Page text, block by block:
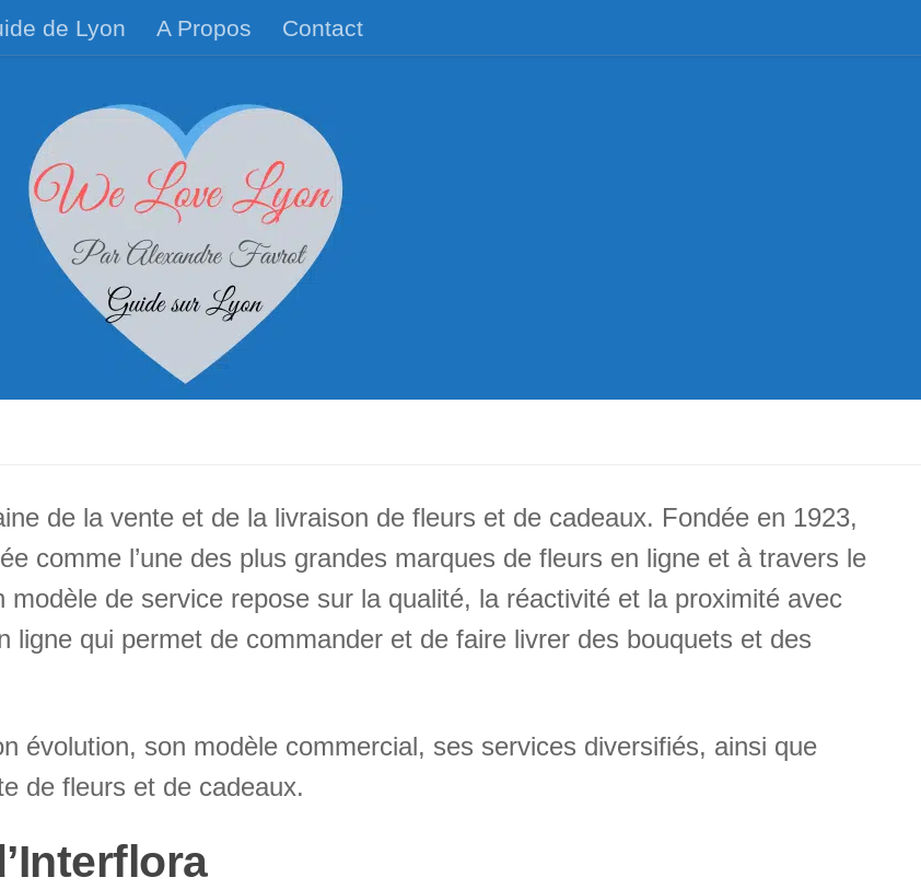
de Lyon A Propos Contact
de la vente et de la livraison de fleurs et de cadeaux. Fondée en 1923,
comme l’une des plus grandes marques de fleurs en ligne et à travers le
de service repose sur la qualité, la réactivité et la proximité avec
qui permet de commander et de faire livrer des bouquets et des
évolution, son modèle commercial, ses services diversifiés, ainsi que
de fleurs et de cadeaux.